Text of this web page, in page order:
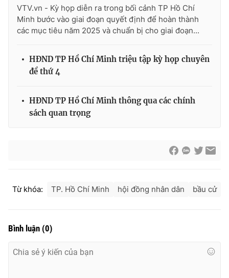
VTV.vn - Kỳ họp diễn ra trong bối cảnh TP Hồ Chí
Minh bước vào giai đoạn quyết định để hoàn thành
các mục tiêu năm 2025 và chuẩn bị cho giai đoạn...
HĐND TP Hồ Chí Minh triệu tập kỳ họp chuyên
đề thứ 4
HĐND TP Hồ Chí Minh thông qua các chính
sách quan trọng
Từ khóa: TP. Hồ Chí Minh hội đồng nhân dân bầu cử
Bình luận (0)